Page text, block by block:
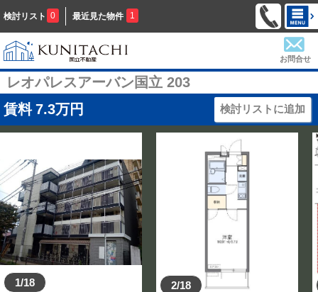
検討リスト 0 最近見た物件 1
お問合せ
レオパレスアーバン国立 203
賃料 7.3万円 検討リストに追加
1/18 2/18